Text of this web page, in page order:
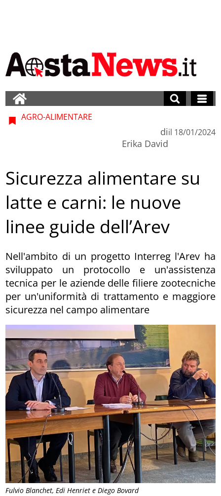
Fulvio Blanchet, Edi Henriet e Diego Bovard
AGRO-ALIMENTARE
di
Erika David
il 18/01/2024
Sicurezza alimentare su
latte e carni: le nuove
linee guide dell’Arev
Nell'ambito di un progetto Interreg l'Arev ha
sviluppato un protocollo e un'assistenza
tecnica per le aziende delle filiere zootecniche
per un'uniformità di trattamento e maggiore
sicurezza nel campo alimentare